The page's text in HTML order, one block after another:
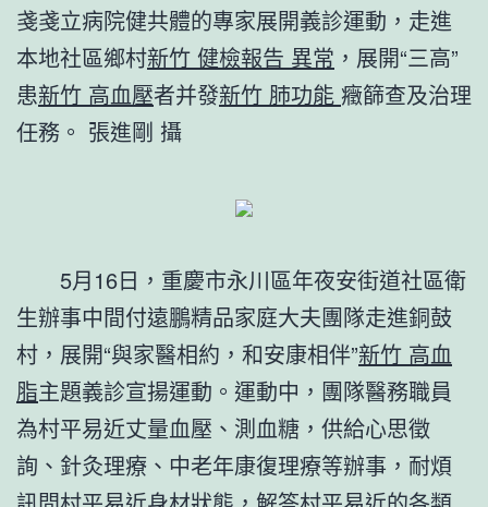
戔戔立病院健共體的專家展開義診運動，走進
本地社區鄉村新竹 健檢報告 異常 ，展開“三高”
患新竹 高血壓者并發新竹 肺功能 癥篩查及治理
任務。 張進剛 攝
5月16日，重慶市永川區年夜安街道社區衛
生辦事中間付遠鵬精品家庭大夫團隊走進銅鼓
村，展開“與家醫相約，和安康相伴”新竹 高血
脂主題義診宣揚運動。運動中，團隊醫務職員
為村平易近丈量血壓、測血糖，供給心思徵
詢、針灸理療、中老年康復理療等辦事，耐煩